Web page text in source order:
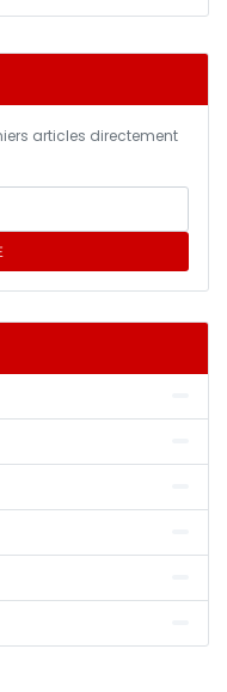
articles directement